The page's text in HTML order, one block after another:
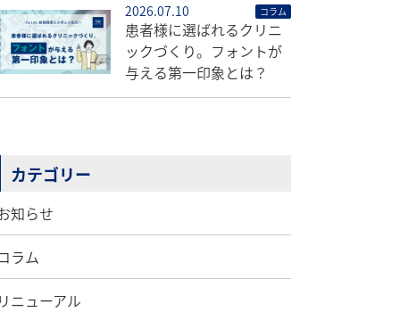
2026.07.10 コラム
患者様に選ばれるクリニ
ックづくり。フォントが
与える第一印象とは？
カテゴリー
知らせ
ラム
リニューアル